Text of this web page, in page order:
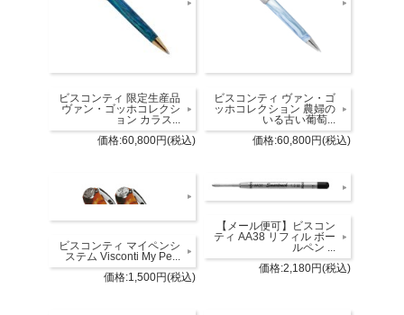
ビスコンティ 限定生産品
ヴァン・ゴッホコレクシ
ョン カラス...
価格:60,800円(税込)
ビスコンティ ヴァン・ゴ
ッホコレクション 農婦の
いる古い葡萄...
価格:60,800円(税込)
ビスコンティ マイペンシ
ステム Visconti My Pe...
価格:1,500円(税込)
【メール便可】ビスコン
ティ AA38 リフィル ボー
ルペン ...
価格:2,180円(税込)